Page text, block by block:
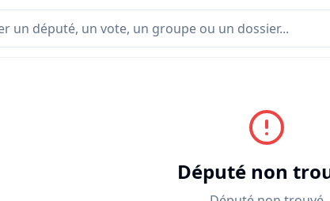
Député non